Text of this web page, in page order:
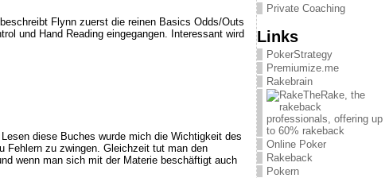
Flynn zuerst die reinen Basics Odds/Outs
und Hand Reading eingegangen. Interessant wird
diese Buches wurde mich die Wichtigkeit des
Fehlern zu zwingen. Gleichzeit tut man den
wenn man sich mit der Materie beschäftigt auch
Private Coaching
Links
PokerStrategy
Premiumize.me
Rakebrain
Online Poker
Rakeback
Pokern